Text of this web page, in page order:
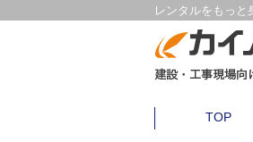
レンタルをもっと
TOP